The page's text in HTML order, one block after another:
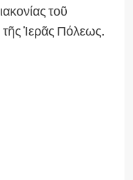
τοῦ
Ἱερᾶς Πόλεως.